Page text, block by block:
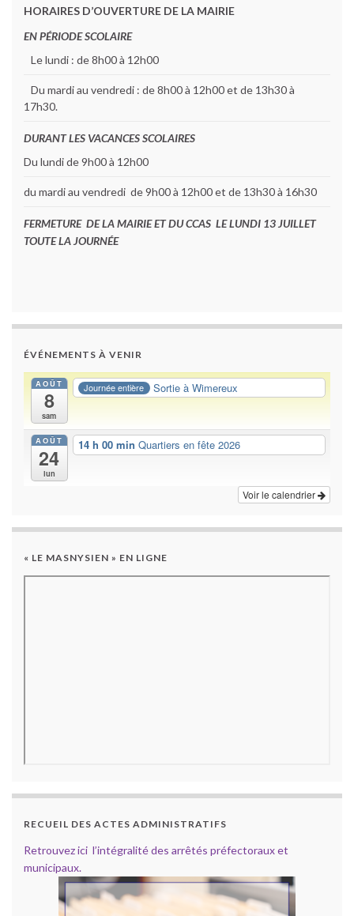
HORAIRES D’OUVERTURE DE LA MAIRIE
EN PÉRIODE SCOLAIRE
Le lundi : de 8h00 à 12h00
Du mardi au vendredi : de 8h00 à 12h00 et de 13h30 à
17h30.
DURANT LES VACANCES SCOLAIRES
Du lundi de 9h00 à 12h00
du mardi au vendredi de 9h00 à 12h00 et de 13h30 à 16h30
FERMETURE DE LA MAIRIE ET DU CCAS LE LUNDI 13 JUILLET
TOUTE LA JOURNÉE
ÉVÉNEMENTS À VENIR
AOÛT
8
sam
Journée entière Sortie à Wimereux
AOÛT
24
lun
14 h 00 min Quartiers en fête 2026
Voir le calendrier
« LE MASNYSIEN » EN LIGNE
RECUEIL DES ACTES ADMINISTRATIFS
Retrouvez ici l’intégralité des arrêtés préfectoraux et
municipaux.